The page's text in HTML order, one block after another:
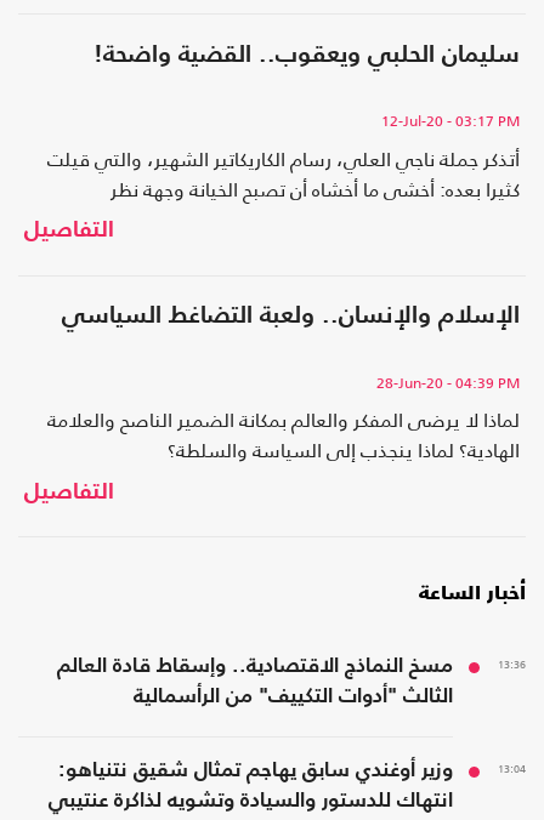
سليمان الحلبي ويعقوب.. القضية واضحة!
12-Jul-20- 03:17 PM
أتذكر جملة ناجي العلي، رسام الكاريكاتير الشهير، والتي قيلت
كثيرا بعده: أخشى ما أخشاه أن تصبح الخيانة وجهة نظر
التفاصيل
الإسلام والإنسان.. ولعبة التضاغط السياسي
28-Jun-20- 04:39 PM
لماذا لا يرضى المفكر والعالم بمكانة الضمير الناصح والعلامة
الهادية؟ لماذا ينجذب إلى السياسة والسلطة؟
التفاصيل
أخبار الساعة
13:36
مسخ النماذج الاقتصادية.. وإسقاط قادة العالم
الثالث "أدوات التكييف" من الرأسمالية
13:04
وزير أوغندي سابق يهاجم تمثال شقيق نتنياهو:
انتهاك للدستور والسيادة وتشويه لذاكرة عنتيبي